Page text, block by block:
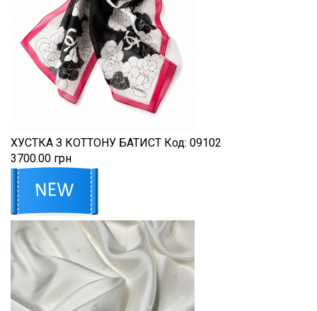
ХУСТКА З КОТТОНУ БАТИСТ Код: 09102
3700.00 грн